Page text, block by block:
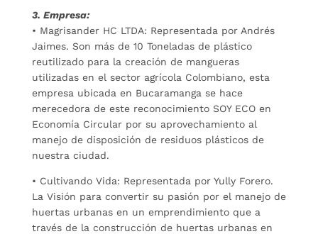
3. Empresa:
• Magrisander HC LTDA: Representada por Andrés
Jaimes. Son más de 10 Toneladas de plástico
reutilizado para la creación de mangueras
utilizadas en el sector agrícola Colombiano, esta
empresa ubicada en Bucaramanga se hace
merecedora de este reconocimiento SOY ECO en
Economía Circular por su aprovechamiento al
manejo de disposición de residuos plásticos de
nuestra ciudad.
• Cultivando Vida: Representada por Yully Forero.
La Visión para convertir su pasión por el manejo de
huertas urbanas en un emprendimiento que a
través de la construcción de huertas urbanas en